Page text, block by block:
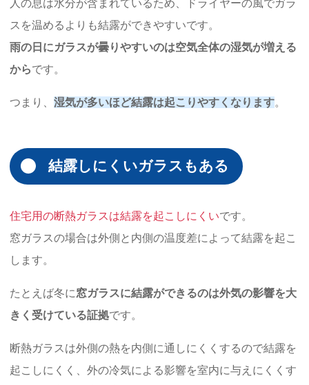
人の息は水分が含まれているため、ドライヤーの風でガラ
スを温めるよりも結露ができやすいです。
雨の日にガラスが曇りやすいのは空気全体の湿気が増える
からです。
つまり、 湿気が多いほど結露は起こりやすくなります。
結露しにくいガラスもある
住宅用の断熱ガラスは結露を起こしにくいです。
窓ガラスの場合は外側と内側の温度差によって結露を起こ
します。
たとえば冬に窓ガラスに結露ができるのは外気の影響を大
きく受けている証拠です。
断熱ガラスは外側の熱を内側に通しにくくするので結露を
起こしにくく、外の冷気による影響を室内に与えにくくす